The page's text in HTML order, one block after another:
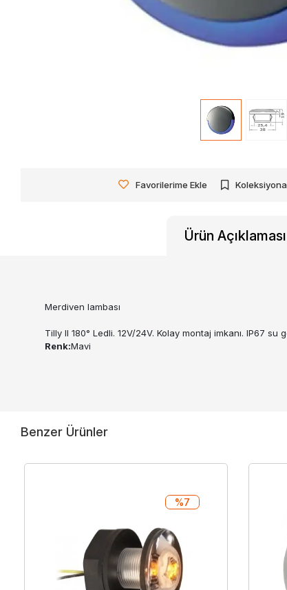
Favorilerime Ekle
Ürün Açıklaması
Merdiven lambası
Tilly II 180° Ledli. 12V/24V. Kolay montaj imkanı. IP67
Renk:Mavi
Benzer Ürünler
%7